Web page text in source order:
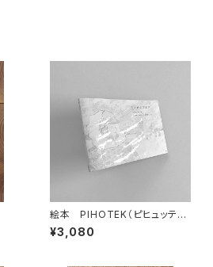
絵本 PIHOTEK（ピヒュッティ）
北極を風と歩く
¥3,080